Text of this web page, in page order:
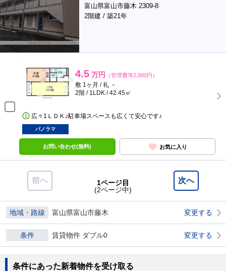
富山県富山市藤木 2309-8
2階建 / 築21年
4.5 万円 （管理費等2,000円）
敷 1ヶ月 / 礼 －
2階 / 1LDK / 42.45㎡
広々1ＬＤＫ♪駐車場スペースも広くて安心です♪
パノラマ
お問い合わせ(無料) お気に入り
前へ 次へ
1ページ目
(2ページ中)
地域・路線 富山県富山市藤木 変更する
条件 賃貸物件 ダブル0 変更する
条件にあった新着物件を受け取る